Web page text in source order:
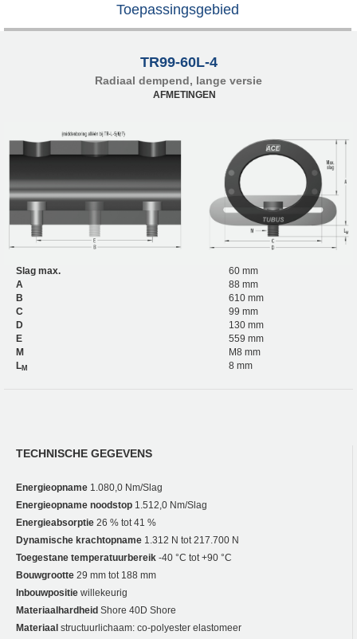
Toepassingsgebied
TR99-60L-4
Radiaal dempend, lange versie
AFMETINGEN
Slag max.
60 mm
A
88 mm
B
610 mm
C
99 mm
D
130 mm
E
559 mm
M
M8 mm
LM 8 mm
TECHNISCHE GEGEVENS
Energieopname 1.080,0 Nm/Slag
Energieopname noodstop 1.512,0 Nm/Slag
Energieabsorptie 26 % tot 41 %
Dynamische krachtopname 1.312 N tot 217.700 N
Toegestane temperatuurbereik -40 °C tot +90 °C
Bouwgrootte 29 mm tot 188 mm
Inbouwpositie willekeurig
Materiaalhardheid Shore 40D Shore
Materiaal structuurlichaam: co-polyester elastomeer